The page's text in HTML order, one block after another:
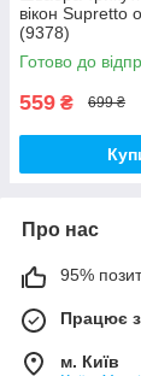
вікон Supretto
(9378)
Готово до
559 ₴ 699 ₴
Про нас
95%
Працює
м. Київ